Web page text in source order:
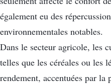
également eu des
environnementales notables.
Dans le secteur agricole, les
telles que les céréales ou les
rendement, accentuées par la